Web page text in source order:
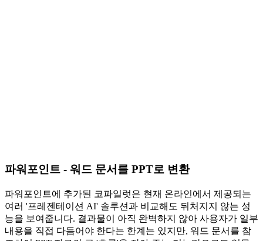
파워포인트 - 워드 문서를 PPT로 변환
파워포인트에 추가된 코파일럿은 현재 온라인에서 제공되는
여러 '프레젠테이션 AI' 솔루션과 비교해도 뒤처지지 않는 성
능을 보여줍니다. 결과물이 아직 완벽하지 않아 사용자가 일부
내용을 직접 다듬어야 한다는 한계는 있지만, 워드 문서를 참